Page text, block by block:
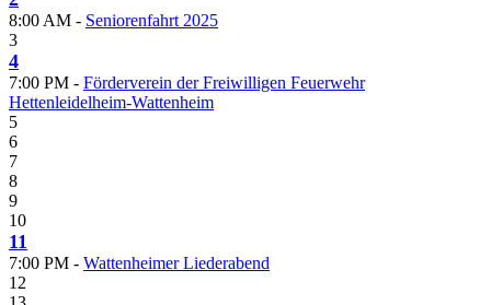
8:00 AM - Seniorenfahrt 2025
3
4
7:00 PM - Förderverein der Freiwilligen Feuerwehr
Hettenleidelheim-Wattenheim
5
6
7
8
9
10
11
7:00 PM - Wattenheimer Liederabend
12